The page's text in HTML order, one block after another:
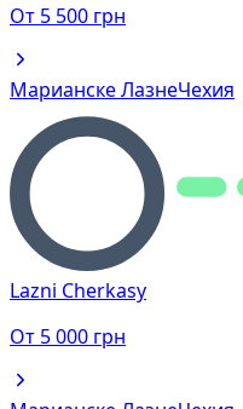
От 5 500 грн
Марианске ЛазнеЧехия
Lazni Cherkasy
От 5 000 грн